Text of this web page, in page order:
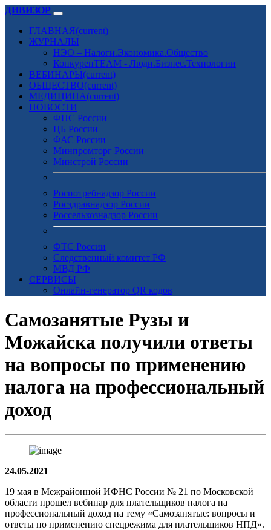
ДИВИЗОР
ГЛАВНАЯ(current)
ЖУРНАЛЫ
НЭО – Налоги.Экономика.Общество
КонкуренTEAM - Люди.Бизнес.Технологии
ВЕБИНАРЫ(current)
ОБЩЕСТВО(current)
МЕДИЦИНА(current)
НОВОСТИ
ФНС России
ЦБ России
ФАС России
Минпромторг России
Минстрой России
Роспотребнадзор России
Росздравнадзор России
Россельхознадзор России
ФТС России
Следственный комитет РФ
МВД РФ
СЕРВИСЫ
Онлайн-генератор QR кодов
Самозанятые Рузы и
Можайска получили ответы
на вопросы по применению
налога на профессиональный
доход
24.05.2021
19 мая в Межрайонной ИФНС России № 21 по Московской
области прошел вебинар для плательщиков налога на
профессиональный доход на тему «Самозанятые: вопросы и
ответы по применению спецрежима для плательщиков НПД».